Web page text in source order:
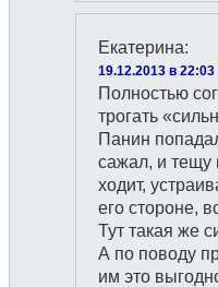
Екатерина:
19.12.2013 в 22:03
Полностью
трогать
Панин
сажал, и тещу
ходит,
его стороне,
Тут такая же
А по поводу
им это